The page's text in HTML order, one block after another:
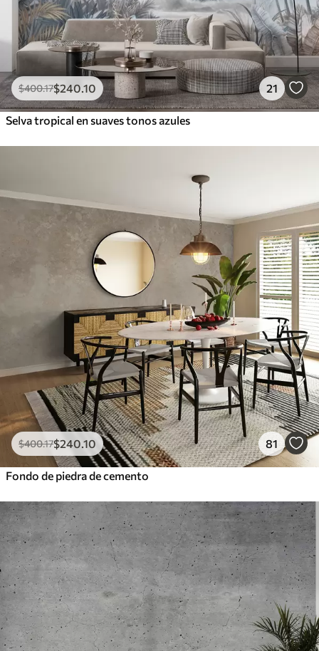
$400.17$240 .10 21
Selva tropical en suaves tonos azules
$400.17$240 .10 81
Fondo de piedra de cemento